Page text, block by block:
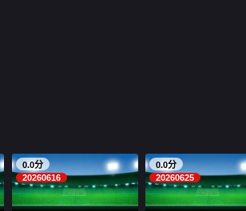
0.0分
20260616
0.0分
20260625